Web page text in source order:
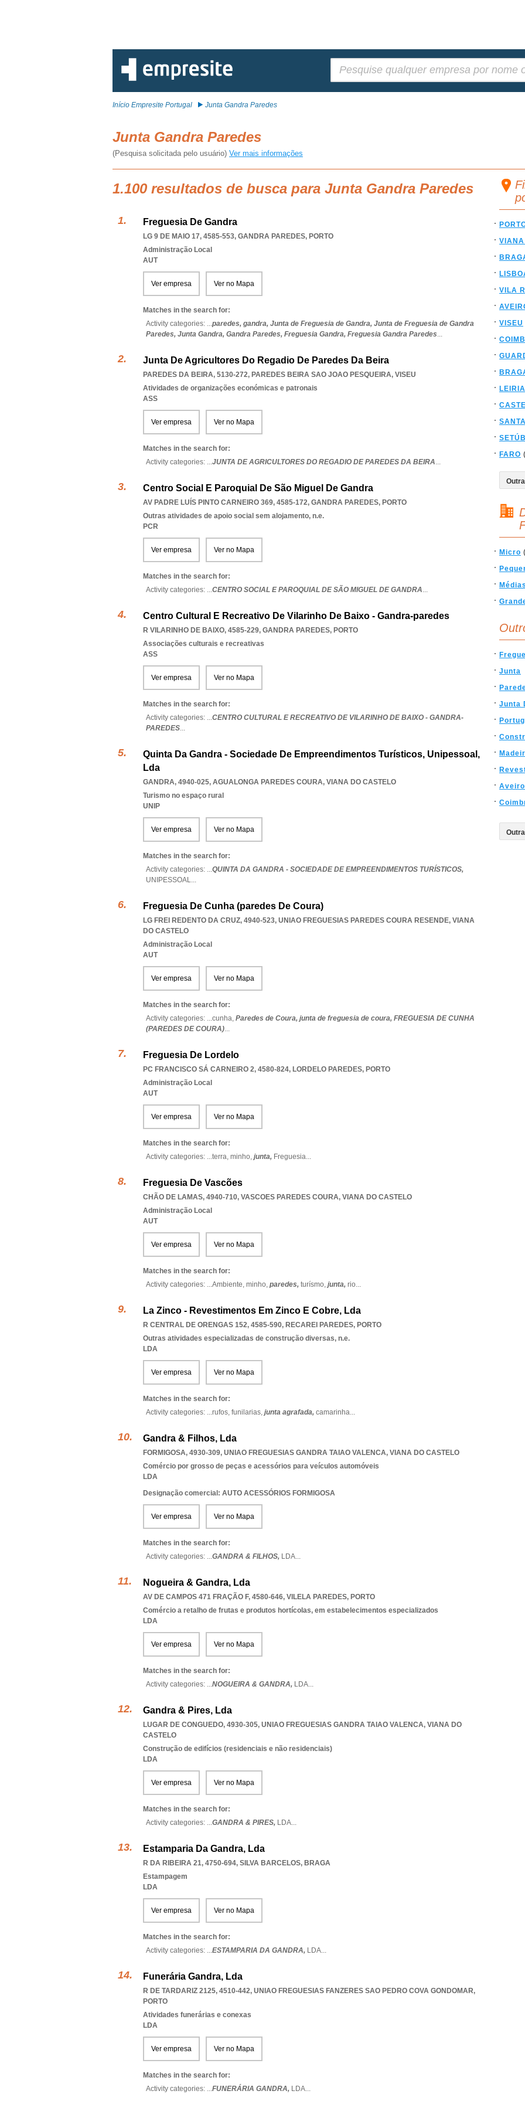
Início Empresite Portugal Junta Gandra Paredes
Junta Gandra Paredes
(Pesquisa solicitada pelo usuário) Ver mais informações
1.100 resultados de busca para Junta Gandra Paredes
Freguesia De Gandra
LG 9 DE MAIO 17, 4585-553, GANDRA PAREDES, PORTO
Administração Local
AUT
Ver empresa Ver no Mapa
Matches in the search for:
Activity categories: ...paredes, gandra, Junta de Freguesia de Gandra, Junta de Freguesia de Gandra
Paredes, Junta Gandra, Gandra Paredes, Freguesia Gandra, Freguesia Gandra Paredes...
Junta De Agricultores Do Regadio De Paredes Da Beira
PAREDES DA BEIRA, 5130-272, PAREDES BEIRA SAO JOAO PESQUEIRA, VISEU
Atividades de organizações económicas e patronais
ASS
Ver empresa Ver no Mapa
Matches in the search for:
Activity categories: ...JUNTA DE AGRICULTORES DO REGADIO DE PAREDES DA BEIRA...
Centro Social E Paroquial De São Miguel De Gandra
AV PADRE LUÍS PINTO CARNEIRO 369, 4585-172, GANDRA PAREDES, PORTO
Outras atividades de apoio social sem alojamento, n.e.
PCR
Ver empresa Ver no Mapa
Matches in the search for:
Activity categories: ...CENTRO SOCIAL E PAROQUIAL DE SÃO MIGUEL DE GANDRA...
Centro Cultural E Recreativo De Vilarinho De Baixo - Gandra-paredes
R VILARINHO DE BAIXO, 4585-229, GANDRA PAREDES, PORTO
Associações culturais e recreativas
ASS
Ver empresa Ver no Mapa
Matches in the search for:
Activity categories: ...CENTRO CULTURAL E RECREATIVO DE VILARINHO DE BAIXO - GANDRA-
PAREDES...
Quinta Da Gandra - Sociedade De Empreendimentos Turísticos, Unipessoal,
Lda
GANDRA, 4940-025, AGUALONGA PAREDES COURA, VIANA DO CASTELO
Turismo no espaço rural
UNIP
Ver empresa Ver no Mapa
Matches in the search for:
Activity categories: ...QUINTA DA GANDRA - SOCIEDADE DE EMPREENDIMENTOS TURÍSTICOS,
UNIPESSOAL...
Freguesia De Cunha (paredes De Coura)
LG FREI REDENTO DA CRUZ, 4940-523, UNIAO FREGUESIAS PAREDES COURA RESENDE, VIANA
DO CASTELO
Administração Local
AUT
Ver empresa Ver no Mapa
Matches in the search for:
Activity categories: ...cunha, Paredes de Coura, junta de freguesia de coura, FREGUESIA DE CUNHA
(PAREDES DE COURA)...
Freguesia De Lordelo
PC FRANCISCO SÁ CARNEIRO 2, 4580-824, LORDELO PAREDES, PORTO
Administração Local
AUT
Ver empresa Ver no Mapa
Matches in the search for:
Activity categories: ...terra, minho, junta, Freguesia...
Freguesia De Vascões
CHÃO DE LAMAS, 4940-710, VASCOES PAREDES COURA, VIANA DO CASTELO
Administração Local
AUT
Ver empresa Ver no Mapa
Matches in the search for:
Activity categories: ...Ambiente, minho, paredes, turísmo, junta, rio...
La Zinco - Revestimentos Em Zinco E Cobre, Lda
R CENTRAL DE ORENGAS 152, 4585-590, RECAREI PAREDES, PORTO
Outras atividades especializadas de construção diversas, n.e.
LDA
Ver empresa Ver no Mapa
Matches in the search for:
Activity categories: ...rufos, funilarias, junta agrafada, camarinha...
Gandra & Filhos, Lda
FORMIGOSA, 4930-309, UNIAO FREGUESIAS GANDRA TAIAO VALENCA, VIANA DO CASTELO
Comércio por grosso de peças e acessórios para veículos automóveis
LDA
Designação comercial: AUTO ACESSÓRIOS FORMIGOSA
Ver empresa Ver no Mapa
Matches in the search for:
Activity categories: ...GANDRA & FILHOS, LDA...
Nogueira & Gandra, Lda
AV DE CAMPOS 471 FRAÇÃO F, 4580-646, VILELA PAREDES, PORTO
Comércio a retalho de frutas e produtos hortícolas, em estabelecimentos especializados
LDA
Ver empresa Ver no Mapa
Matches in the search for:
Activity categories: ...NOGUEIRA & GANDRA, LDA...
Gandra & Pires, Lda
LUGAR DE CONGUEDO, 4930-305, UNIAO FREGUESIAS GANDRA TAIAO VALENCA, VIANA DO
CASTELO
Construção de edifícios (residenciais e não residenciais)
LDA
Ver empresa Ver no Mapa
Matches in the search for:
Activity categories: ...GANDRA & PIRES, LDA...
Estamparia Da Gandra, Lda
R DA RIBEIRA 21, 4750-694, SILVA BARCELOS, BRAGA
Estampagem
LDA
Ver empresa Ver no Mapa
Matches in the search for:
Activity categories: ...ESTAMPARIA DA GANDRA, LDA...
Funerária Gandra, Lda
R DE TARDARIZ 2125, 4510-442, UNIAO FREGUESIAS FANZERES SAO PEDRO COVA GONDOMAR,
PORTO
Atividades funerárias e conexas
LDA
Ver empresa Ver no Mapa
Matches in the search for:
Activity categories: ...FUNERÁRIA GANDRA, LDA...
VILA
VISEU
LEIRIA
FARO
Micro
Junta
Junta
Aveiro